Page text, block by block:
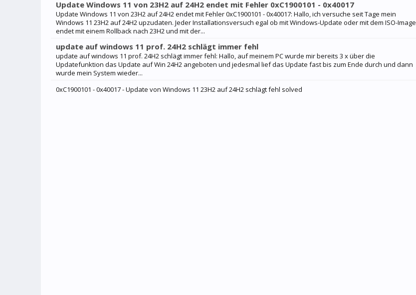
Update Windows 11 von 23H2 auf 24H2 endet mit Fehler 0xC1900101 - 0x40017
Update Windows 11 von 23H2 auf 24H2 endet mit Fehler 0xC1900101 - 0x40017: Hallo, ich versuche seit Tage mein
Windows 11 23H2 auf 24H2 upzudaten. Jeder Installationsversuch egal ob mit Windows-Update oder mit dem ISO-Image
endet mit einem Rollback nach 23H2 und mit der...
update auf windows 11 prof. 24H2 schlägt immer fehl
update auf windows 11 prof. 24H2 schlägt immer fehl: Hallo, auf meinem PC wurde mir bereits 3 x über die
Updatefunktion das Update auf Win 24H2 angeboten und jedesmal lief das Update fast bis zum Ende durch und dann
wurde mein System wieder...
0xC1900101 - 0x40017 - Update von Windows 11 23H2 auf 24H2 schlägt fehl solved